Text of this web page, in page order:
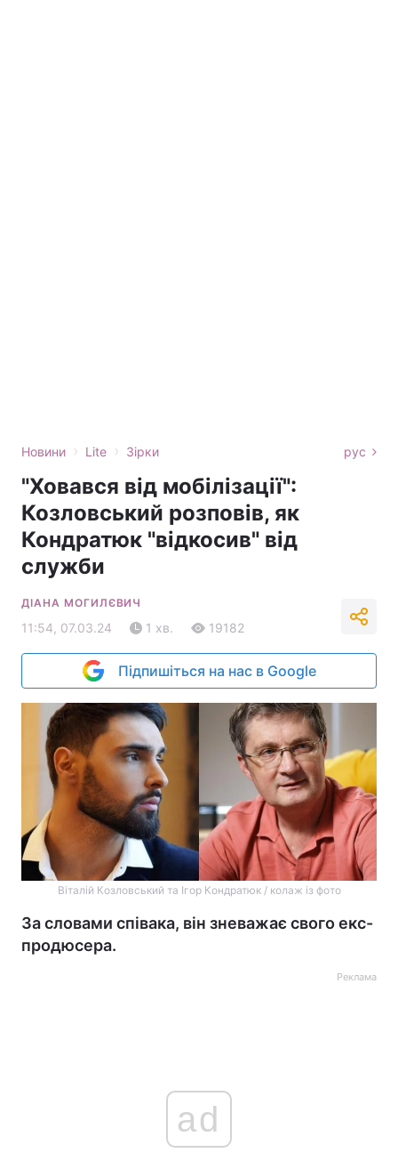
Новини › Lite › Зірки рус
"Ховався від мобілізації":
Козловський розповів, як
Кондратюк "відкосив" від
служби
ДІАНА МОГИЛЄВИЧ
11:54, 07.03.24 1 хв. 19182
Підпишіться на нас в Google
Віталій Козловський та Ігор Кондратюк / колаж із фото
За словами співака, він зневажає свого екс-
продюсера.
Реклама
ad